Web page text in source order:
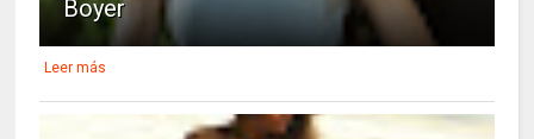
Boyer
Leer más